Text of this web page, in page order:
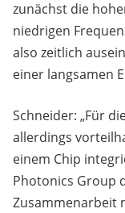
zunächst die
niedrigen
also zeitlich
einer langsamen
Schneider: „Für
allerdings
einem Chip
Photonics Group
Zusammenarbeit